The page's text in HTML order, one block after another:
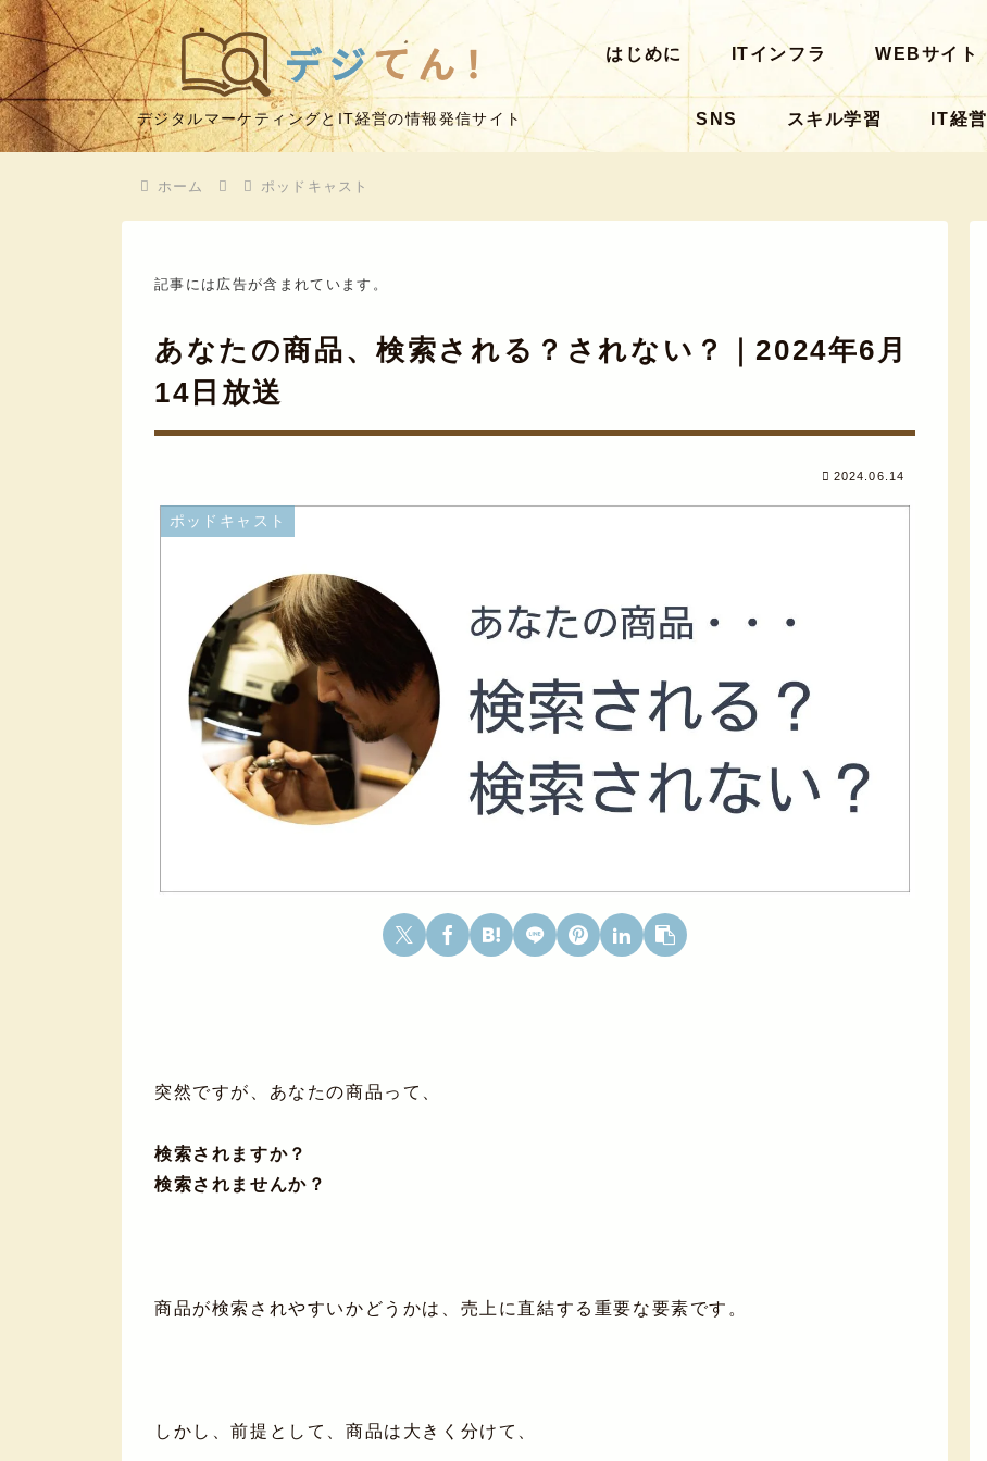
デジタルマーケティングとIT経営の情報発信サイト
はじめに ITインフラ WEBサイト
SNS スキル学習 IT経営
ホーム ポッドキャスト
記事には広告が含まれています。
あなたの商品、検索される？されない？｜2024年6月
14日放送
2024.06.14
ポッドキャスト
突然ですが、あなたの商品って、
検索されますか？
検索されませんか？
商品が検索されやすいかどうかは、売上に直結する重要な要素です。
しかし、前提として、商品は大きく分けて、